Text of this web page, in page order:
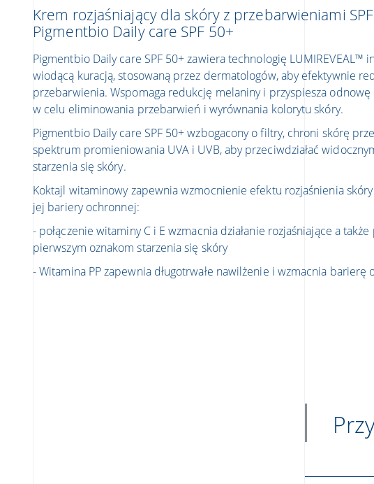
Krem rozjaśniający dla skóry z przebarwieniami
Pigmentbio Daily care SPF 50+
Pigmentbio Daily care SPF 50+ zawiera technologię LUMIREVEAL™
wiodącą kuracją, stosowaną przez dermatologów, aby efektywnie
przebarwienia. Wspomaga redukcję melaniny i przyspiesza odnowę
w celu eliminowania przebarwień i wyrównania kolorytu skóry.
Pigmentbio Daily care SPF 50+ wzbogacony o filtry, chroni skórę
spektrum promieniowania UVA i UVB, aby przeciwdziałać
starzenia się skóry.
Koktajl witaminowy zapewnia wzmocnienie efektu rozjaśnienia
jej bariery ochronnej:
- połączenie witaminy C i E wzmacnia działanie rozjaśniające a także
pierwszym oznakom starzenia się skóry
- Witamina PP zapewnia długotrwałe nawilżenie i wzmacnia barierę